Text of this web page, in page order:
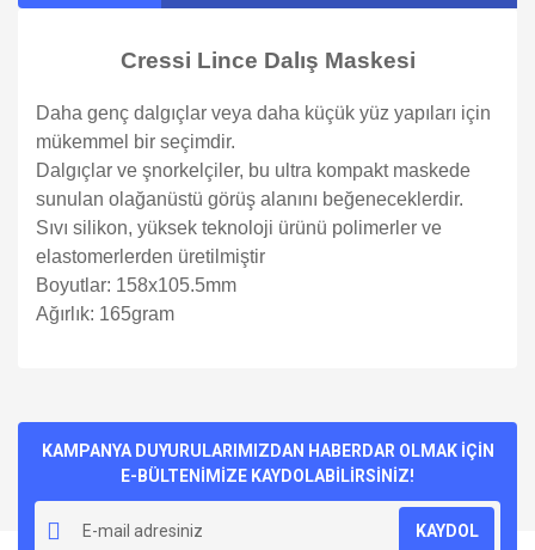
Cressi Lince Dalış Maskesi
Daha genç dalgıçlar veya daha küçük yüz yapıları için
mükemmel bir seçimdir.
Dalgıçlar ve şnorkelçiler, bu ultra kompakt maskede
sunulan olağanüstü görüş alanını beğeneceklerdir.
Sıvı silikon, yüksek teknoloji ürünü polimerler ve
elastomerlerden üretilmiştir
Boyutlar: 158x105.5mm
Ağırlık: 165gram
Yorum Yaz
kullanarak tarafımıza iletebilirsiniz.
Görüş ve önerileriniz için teşekkür ederiz.
Ürün resmi kalitesiz, bozuk veya görüntülenemiyor.
Ürün açıklamasında eksik bilgiler bulunuyor.
KAMPANYA DUYURULARIMIZDAN HABERDAR OLMAK İÇİN
E-BÜLTENİMİZE KAYDOLABİLİRSİNİZ!
KAYDOL